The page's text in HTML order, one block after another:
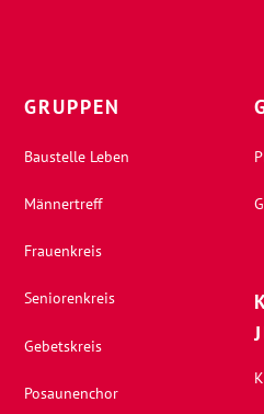
GRUPPEN
Baustelle Leben
Männertreff
Frauenkreis
Seniorenkreis
Gebetskreis
Posaunenchor